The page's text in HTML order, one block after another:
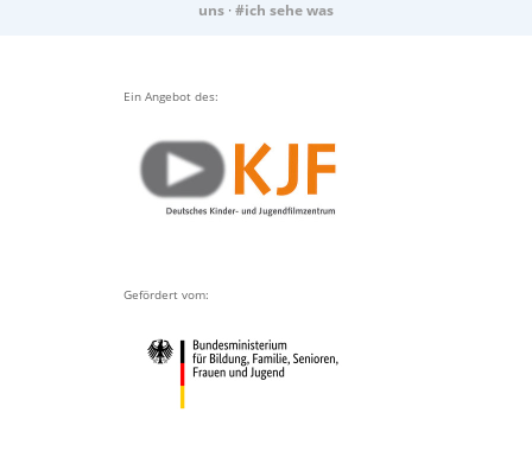
uns · #ich sehe was
Ein Angebot des:
Gefördert vom: